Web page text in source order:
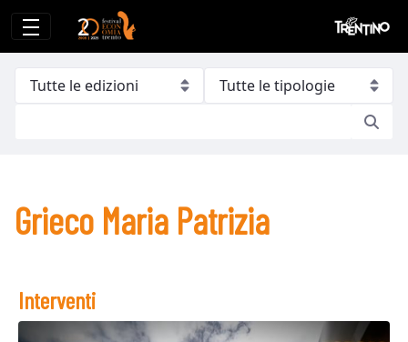
Grieco Maria Patrizia
Grieco Maria Patrizia
Interventi